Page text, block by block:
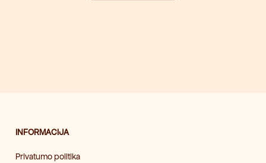
INFORMACIJA
Privatumo politika